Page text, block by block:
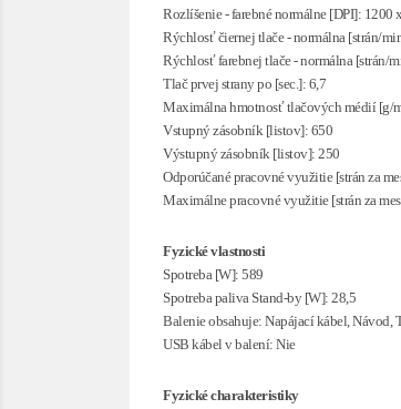
Rozlíšenie - farebné normálne [DPI]: 1200
Rýchlosť čiernej tlače - normálna [strán/
Rýchlosť farebnej tlače - normálna [strán/
Tlač prvej strany po [sec.]: 6,7
Maximálna hmotnosť tlačových médií [g/
Vstupný zásobník [listov]: 650
Výstupný zásobník [listov]: 250
Odporúčané pracovné využitie [strán za
Maximálne pracovné využitie [strán za
Fyzické vlastnosti
Spotreba [W]: 589
Spotreba paliva Stand-by [W]: 28,5
Balenie obsahuje: Napájací kábel, Návod,
USB kábel v balení: Nie
Fyzické charakteristiky